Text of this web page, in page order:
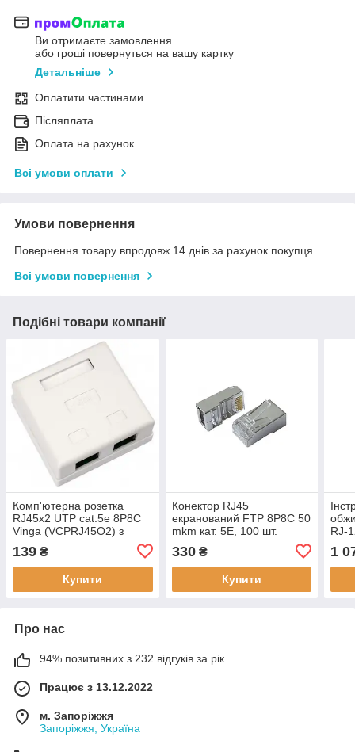
Ви отримаєте замовлення
або гроші повернуться на вашу картку
Детальніше
Оплатити частинами
Післяплата
Оплата на рахунок
Всі умови оплати
Умови повернення
Повернення товару впродовж 14 днів за рахунок покупця
Всі умови повернення
Подібні товари компанії
Комп'ютерна розетка
RJ45x2 UTP cat.5e 8P8C
Vinga (VCPRJ45O2) з
гарантією 16 міс, ступінь
захисту IP20
139 ₴
Купити
Конектор RJ45
екранований FTP 8P8C 50
mkm кат. 5E, 100 шт.
сріблястий, гарантія 12 міс
330₴
Купити
RJ-
1
Про нас
94% позитивних з 232 відгуків за рік
Працює з 13.12.2022
м. Запоріжжя
Запоріжжя, Україна